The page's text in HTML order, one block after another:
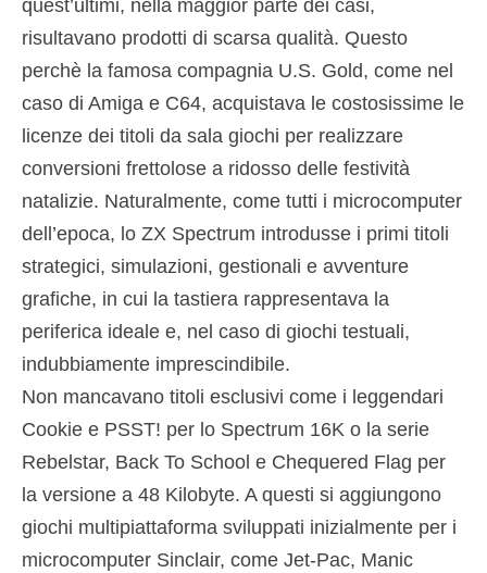
quest’ultimi, nella maggior parte dei casi,
risultavano prodotti di scarsa qualità. Questo
perchè la famosa compagnia U.S. Gold, come nel
caso di Amiga e C64, acquistava le costosissime le
licenze dei titoli da sala giochi per realizzare
conversioni frettolose a ridosso delle festività
natalizie. Naturalmente, come tutti i microcomputer
dell’epoca, lo ZX Spectrum introdusse i primi titoli
strategici, simulazioni, gestionali e avventure
grafiche, in cui la tastiera rappresentava la
periferica ideale e, nel caso di giochi testuali,
indubbiamente imprescindibile.
Non mancavano titoli esclusivi come i leggendari
Cookie e PSST! per lo Spectrum 16K o la serie
Rebelstar, Back To School e Chequered Flag per
la versione a 48 Kilobyte. A questi si aggiungono
giochi multipiattaforma sviluppati inizialmente per i
microcomputer Sinclair, come Jet-Pac, Manic